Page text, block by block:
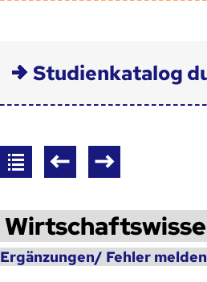
Studienkatalog
Ergänzungen/ Fehler